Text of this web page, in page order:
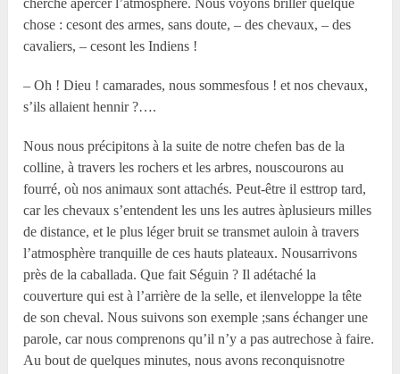
cherche àpercer l’atmosphère. Nous voyons briller quelque
chose : cesont des armes, sans doute, – des chevaux, – des
cavaliers, – cesont les Indiens !
– Oh ! Dieu ! camarades, nous sommesfous ! et nos chevaux,
s’ils allaient hennir ?….
Nous nous précipitons à la suite de notre chefen bas de la
colline, à travers les rochers et les arbres, nouscourons au
fourré, où nos animaux sont attachés. Peut-être il esttrop tard,
car les chevaux s’entendent les uns les autres àplusieurs milles
de distance, et le plus léger bruit se transmet auloin à travers
l’atmosphère tranquille de ces hauts plateaux. Nousarrivons
près de la caballada. Que fait Séguin ? Il adétaché la
couverture qui est à l’arrière de la selle, et ilenveloppe la tête
de son cheval. Nous suivons son exemple ;sans échanger une
parole, car nous comprenons qu’il n’y a pas autrechose à faire.
Au bout de quelques minutes, nous avons reconquisnotre